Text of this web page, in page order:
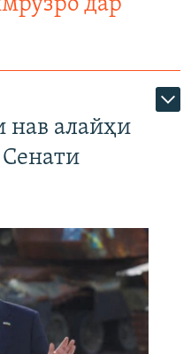
дар
нав алайҳи